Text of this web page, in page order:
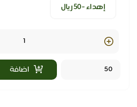
إهداء -٥٠ ريال
Quantity
اضافة